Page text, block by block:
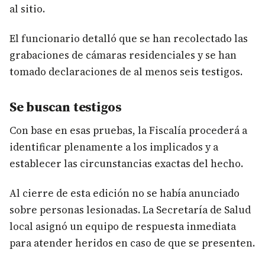
al sitio.
El funcionario detalló que se han recolectado las
grabaciones de cámaras residenciales y se han
tomado declaraciones de al menos seis testigos.
Se buscan testigos
Con base en esas pruebas, la Fiscalía procederá a
identificar plenamente a los implicados y a
establecer las circunstancias exactas del hecho.
Al cierre de esta edición no se había anunciado
sobre personas lesionadas. La Secretaría de Salud
local asignó un equipo de respuesta inmediata
para atender heridos en caso de que se presenten.